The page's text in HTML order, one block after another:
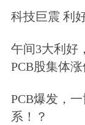
地区实现
长36.9%
西部地区
增长
点；东北
科技巨震 利
午间3大利好
PCB股集体涨
PCB爆发，
系！？